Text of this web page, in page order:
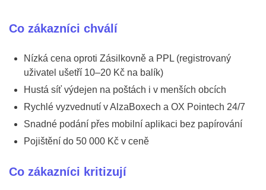
Co zákazníci chválí
Nízká cena oproti Zásilkovně a PPL (registrovaný
uživatel ušetří 10–20 Kč na balík)
Hustá síť výdejen na poštách i v menších obcích
Rychlé vyzvednutí v AlzaBoxech a OX Pointech 24/7
Snadné podání přes mobilní aplikaci bez papírování
Pojištění do 50 000 Kč v ceně
Co zákazníci kritizují